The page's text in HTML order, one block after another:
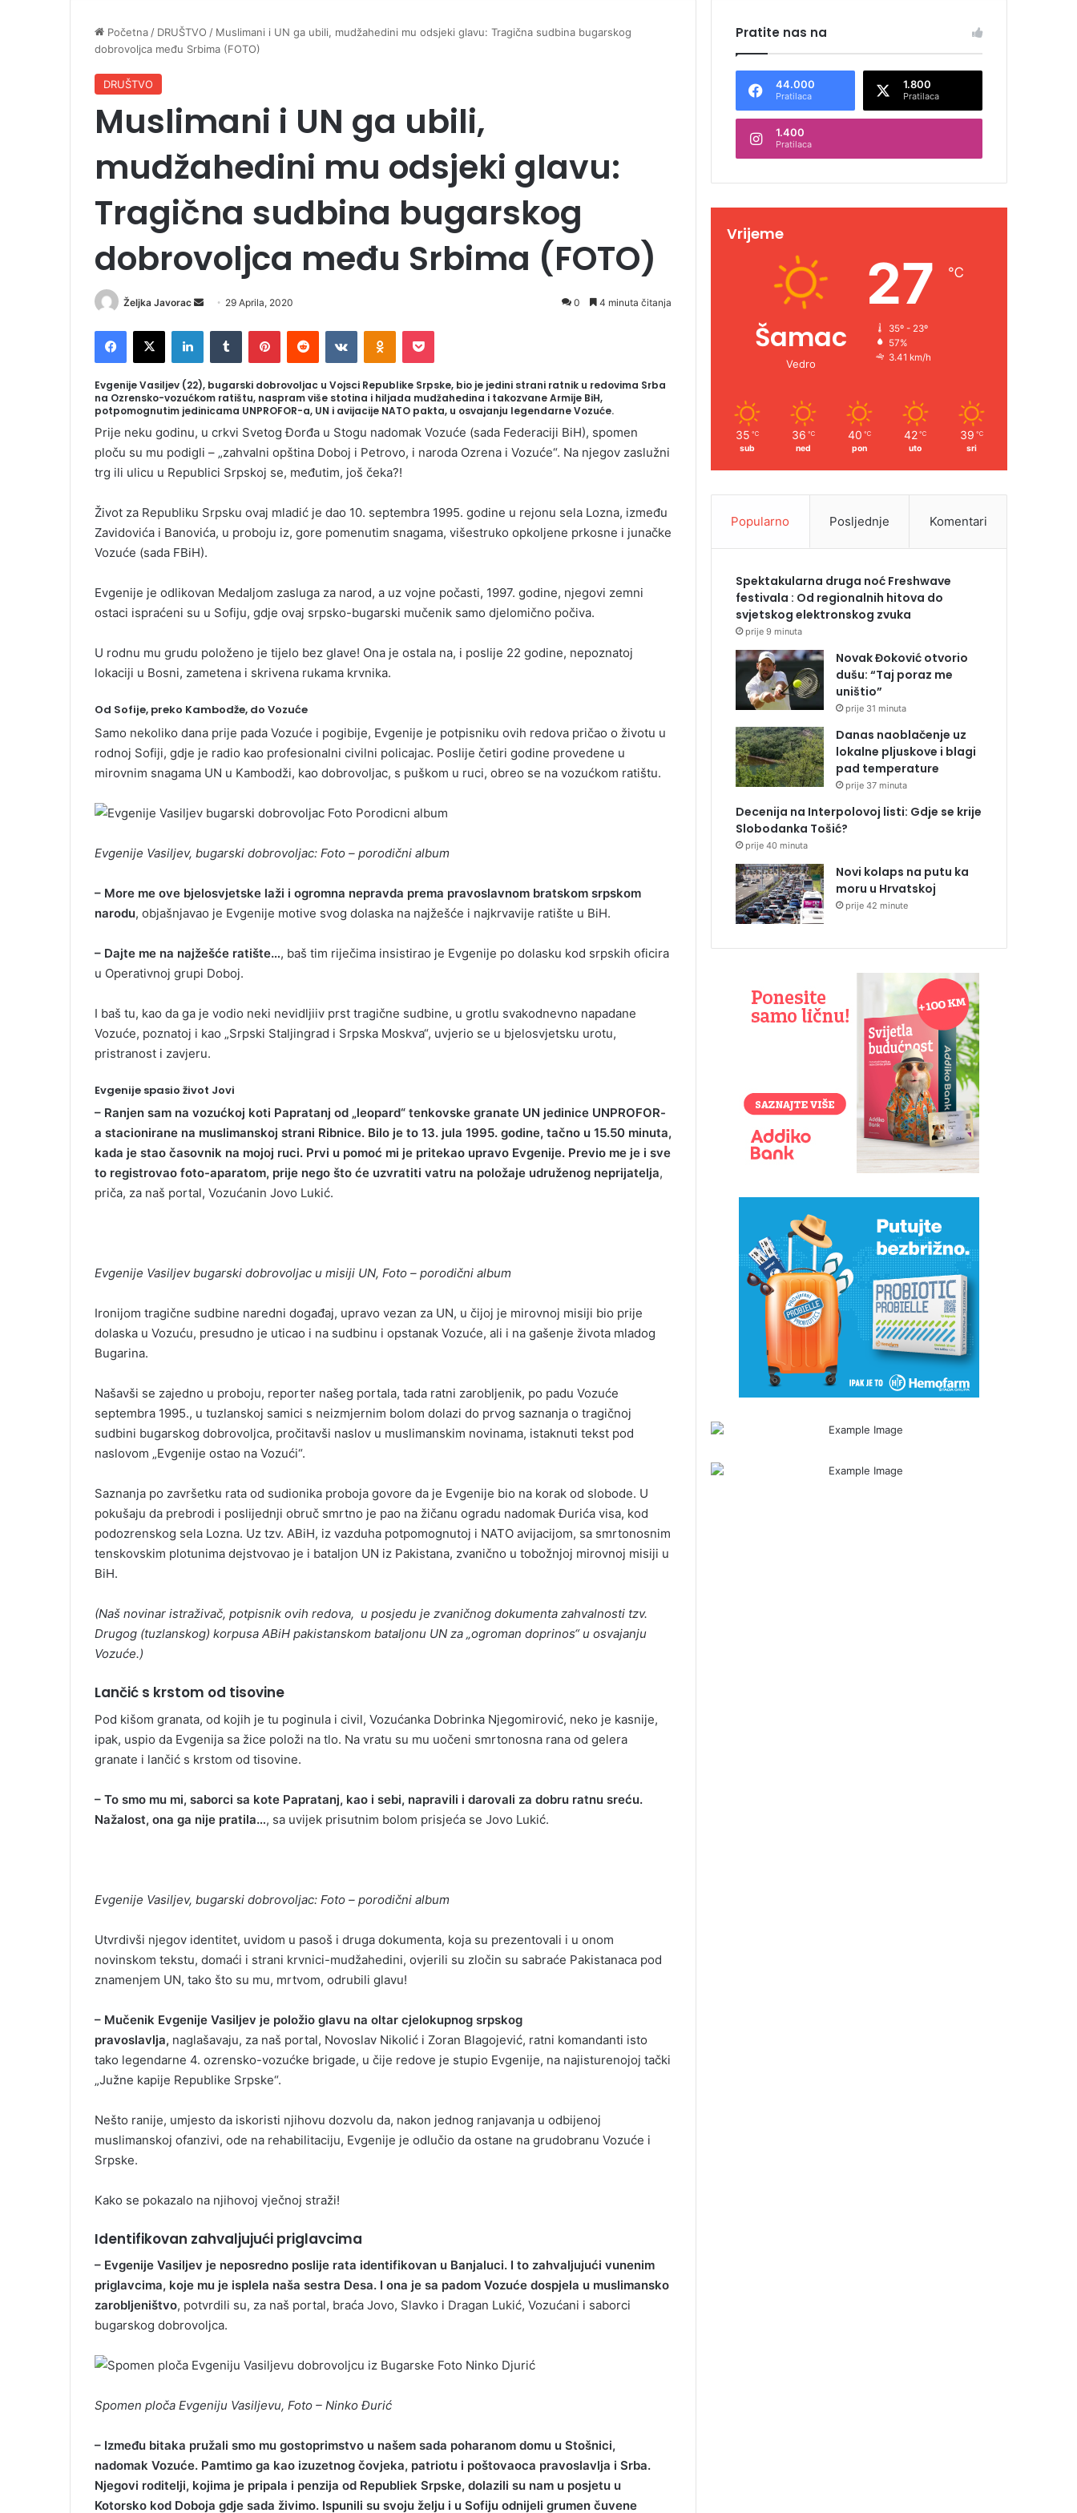
Početna / DRUŠTVO / Muslimani i UN ga ubili, mudžahedini mu odsjeki glavu: Tragična sudbina bugarskog
dobrovoljca među Srbima (FOTO)
DRUŠTVO
Muslimani i UN ga ubili,
mudžahedini mu odsjeki glavu:
Tragična sudbina bugarskog
dobrovoljca među Srbima (FOTO)
Željka Javorac
a
n
e
m
a
i
29 Aprila, 2020 0 4 minuta čitanja
Evgenije Vasiljev (22), bugarski dobrovoljac u Vojsci Republike Srpske, bio je jedini strani ratnik u redovima Srba
na Ozrensko-vozućkom ratištu, naspram više stotina i hiljada mudžahedina i takozvane Armije BiH,
potpomognutim jedinicama UNPROFOR-a, UN i avijacije NATO pakta, u osvajanju legendarne Vozuće.
Prije neku godinu, u crkvi Svetog Đorđa u Stogu nadomak Vozuće (sada Federaciji BiH), spomen
ploču su mu podigli – „zahvalni opština Doboj i Petrovo, i naroda Ozrena i Vozuće“. Na njegov zaslužni
trg ili ulicu u Republici Srpskoj se, međutim, još čeka?!
Život za Republiku Srpsku ovaj mladić je dao 10. septembra 1995. godine u rejonu sela Lozna, između
Zavidovića i Banovića, u proboju iz, gore pomenutim snagama, višestruko opkoljene prkosne i junačke
Vozuće (sada FBiH).
Evgenije je odlikovan Medaljom zasluga za narod, a uz vojne počasti, 1997. godine, njegovi zemni
ostaci ispraćeni su u Sofiju, gdje ovaj srpsko-bugarski mučenik samo djelomično počiva.
U rodnu mu grudu položeno je tijelo bez glave! Ona je ostala na, i poslije 22 godine, nepoznatoj
lokaciji u Bosni, zametena i skrivena rukama krvnika.
Od Sofije, preko Kambodže, do Vozuće
Samo nekoliko dana prije pada Vozuće i pogibije, Evgenije je potpisniku ovih redova pričao o životu u
rodnoj Sofiji, gdje je radio kao profesionalni civilni policajac. Poslije četiri godine provedene u
mirovnim snagama UN u Kambodži, kao dobrovoljac, s puškom u ruci, obreo se na vozućkom ratištu.
Evgenije Vasiljev, bugarski dobrovoljac: Foto – porodični album
– More me ove bjelosvjetske laži i ogromna nepravda prema pravoslavnom bratskom srpskom
narodu, objašnjavao je Evgenije motive svog dolaska na najžešće i najkrvavije ratište u BiH.
– Dajte me na najžešće ratište…, baš tim riječima insistirao je Evgenije po dolasku kod srpskih oficira
u Operativnoj grupi Doboj.
I baš tu, kao da ga je vodio neki nevidljiiv prst tragične sudbine, u grotlu svakodnevno napadane
Vozuće, poznatoj i kao „Srpski Staljingrad i Srpska Moskva“, uvjerio se u bjelosvjetsku urotu,
pristranost i zavjeru.
Evgenije spasio život Jovi
– Ranjen sam na vozućkoj koti Papratanj od „leopard“ tenkovske granate UN jedinice UNPROFOR-
a stacionirane na muslimanskoj strani Ribnice. Bilo je to 13. jula 1995. godine, tačno u 15.50 minuta,
kada je stao časovnik na mojoj ruci. Prvi u pomoć mi je pritekao upravo Evgenije. Previo me je i sve
to registrovao foto-aparatom, prije nego što će uzvratiti vatru na položaje udruženog neprijatelja,
priča, za naš portal, Vozućanin Jovo Lukić.
Evgenije Vasiljev bugarski dobrovoljac u misiji UN, Foto – porodični album
Ironijom tragične sudbine naredni događaj, upravo vezan za UN, u čijoj je mirovnoj misiji bio prije
dolaska u Vozuću, presudno je uticao i na sudbinu i opstanak Vozuće, ali i na gašenje života mladog
Bugarina.
Našavši se zajedno u proboju, reporter našeg portala, tada ratni zarobljenik, po padu Vozuće
septembra 1995., u tuzlanskoj samici s neizmjernim bolom dolazi do prvog saznanja o tragičnoj
sudbini bugarskog dobrovoljca, pročitavši naslov u muslimanskim novinama, istaknuti tekst pod
naslovom „Evgenije ostao na Vozući“.
Saznanja po završetku rata od sudionika proboja govore da je Evgenije bio na korak od slobode. U
pokušaju da prebrodi i poslijednji obruč smrtno je pao na žičanu ogradu nadomak Đurića visa, kod
podozrenskog sela Lozna. Uz tzv. ABiH, iz vazduha potpomognutoj i NATO avijacijom, sa smrtonosnim
tenskovskim plotunima dejstvovao je i bataljon UN iz Pakistana, zvanično u tobožnjoj mirovnoj misiji u
BiH.
(Naš novinar istraživač, potpisnik ovih redova, u posjedu je zvaničnog dokumenta zahvalnosti tzv.
Drugog (tuzlanskog) korpusa ABiH pakistanskom bataljonu UN za „ogroman doprinos“ u osvajanju
Vozuće.)
Lančić s krstom od tisovine
Pod kišom granata, od kojih je tu poginula i civil, Vozućanka Dobrinka Njegomirović, neko je kasnije,
ipak, uspio da Evgenija sa žice položi na tlo. Na vratu su mu uočeni smrtonosna rana od gelera
granate i lančić s krstom od tisovine.
– To smo mu mi, saborci sa kote Papratanj, kao i sebi, napravili i darovali za dobru ratnu sreću.
Nažalost, ona ga nije pratila…, sa uvijek prisutnim bolom prisjeća se Jovo Lukić.
Evgenije Vasiljev, bugarski dobrovoljac: Foto – porodični album
Utvrdivši njegov identitet, uvidom u pasoš i druga dokumenta, koja su prezentovali i u onom
novinskom tekstu, domaći i strani krvnici-mudžahedini, ovjerili su zločin su sabraće Pakistanaca pod
znamenjem UN, tako što su mu, mrtvom, odrubili glavu!
– Mučenik Evgenije Vasiljev je položio glavu na oltar cjelokupnog srpskog
pravoslavlja, naglašavaju, za naš portal, Novoslav Nikolić i Zoran Blagojević, ratni komandanti isto
tako legendarne 4. ozrensko-vozućke brigade, u čije redove je stupio Evgenije, na najisturenojoj tački
„Južne kapije Republike Srpske“.
Nešto ranije, umjesto da iskoristi njihovu dozvolu da, nakon jednog ranjavanja u odbijenoj
muslimanskoj ofanzivi, ode na rehabilitaciju, Evgenije je odlučio da ostane na grudobranu Vozuće i
Srpske.
Kako se pokazalo na njihovoj vječnoj straži!
Identifikovan zahvaljujući priglavcima
– Evgenije Vasiljev je neposredno poslije rata identifikovan u Banjaluci. I to zahvaljujući vunenim
priglavcima, koje mu je isplela naša sestra Desa. I ona je sa padom Vozuće dospjela u muslimansko
zarobljeništvo, potvrdili su, za naš portal, braća Jovo, Slavko i Dragan Lukić, Vozućani i saborci
bugarskog dobrovoljca.
Spomen ploča Evgeniju Vasiljevu, Foto – Ninko Đurić
– Između bitaka pružali smo mu gostoprimstvo u našem sada poharanom domu u Stošnici,
nadomak Vozuće. Pamtimo ga kao izuzetnog čovjeka, patriotu i poštovaoca pravoslavlja i Srba.
Njegovi roditelji, kojima je pripala i penzija od Republiek Srpske, dolazili su nam u posjetu u
Kotorsko kod Doboja gdje sada živimo. Ispunili su svoju želju i u Sofiju odnijeli grumen čuvene
Pratite nas na
44.000
Pratilaca
1.800
Pratilaca
1.400
Pratilaca
Vrijeme
Šamac
Vedro
27 ℃
35º - 23º
57%
3.41 km/h
35 ℃
sub
36 ℃
ned
40 ℃
pon
42 ℃
uto
39 ℃
sri
Popularno Posljednje Komentari
Spektakularna druga noć Freshwave
festivala : Od regionalnih hitova do
svjetskog elektronskog zvuka
prije 9 minuta
Novak Đoković otvorio
dušu: “Taj poraz me
uništio”
prije 31 minuta
Danas naoblačenje uz
lokalne pljuskove i blagi
pad temperature
prije 37 minuta
Decenija na Interpolovoj listi: Gdje se krije
Slobodanka Tošić?
prije 40 minuta
Novi kolaps na putu ka
moru u Hrvatskoj
prije 42 minute